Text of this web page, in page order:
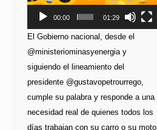
00:00 01:29
El Gobierno nacional, desde el
@ministeriominasyenergia y
siguiendo el lineamiento del
presidente @gustavopetrourrego,
cumple su palabra y responde a una
necesidad real de quienes todos los
días trabajan con su carro o su moto